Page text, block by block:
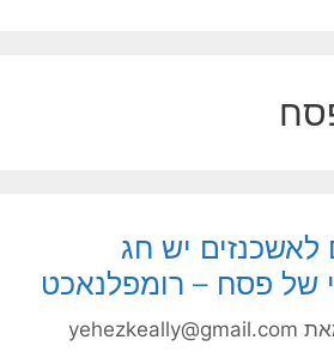
יש חג
של פסח – רומפלנאכט
yehezkeally@gmail.com